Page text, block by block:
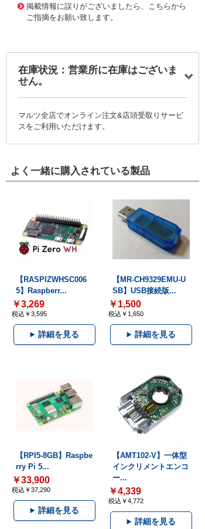
掲載情報に誤りがございましたら、こちらから
ご指摘をお願い致します。
在庫状況：営業所に在庫はございま
せん。
マルツ全店でオンライン注文&店頭受取りサービ
スをご利用いただけます。
よく一緒に購入されている製品
【RASPIZWHSC006
5】Raspberr...
￥3,269
税込￥3,595
詳細を見る
【MR-CH9329EMU-U
SB】USB接続版...
￥1,500
税込￥1,650
詳細を見る
【RPI5-8GB】Raspbe
rry Pi 5...
￥33,900
税込￥37,290
詳細を見る
【AMT102-V】一体型
インクリメントエンコ
ー...
￥4,339
税込￥4,772
詳細を見る